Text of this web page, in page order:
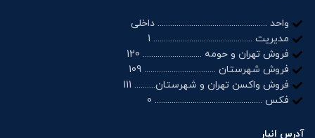
واحد .................................................... داخلی
مدیریت ............................................... 1
فروش تهران و حومه ............................ 120
فروش شهرستان .................................. 109
فروش واکسن تهران و شهرستان.......... 111
فکس ................................................... 0
آدرس انبار